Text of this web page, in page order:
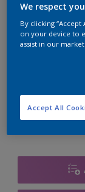
1 L
We respect
By clicking
on your device to
assist in our
Accept All